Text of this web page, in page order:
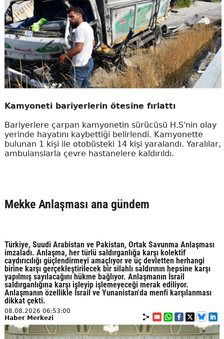
Kamyoneti bariyerlerin ötesine fırlattı
Bariyerlere çarpan kamyonetin sürücüsü H.S'nin olay
yerinde hayatını kaybettiği belirlendi. Kamyonette
bulunan 1 kişi ile otobüsteki 14 kişi yaralandı. Yaralılar,
ambulanslarla çevre hastanelere kaldırıldı.
Mekke Anlaşması ana gündem
Türkiye, Suudi Arabistan ve Pakistan, Ortak Savunma Anlaşması
imzaladı. Anlaşma, her türlü saldırganlığa karşı kolektif
caydırıcılığı güçlendirmeyi amaçlıyor ve üç devletten herhangi
birine karşı gerçekleştirilecek bir silahlı saldırının hepsine karşı
yapılmış sayılacağını hükme bağlıyor. Anlaşmanın İsrail
saldırganlığına karşı işleyip işlemeyeceği merak ediliyor.
Anlaşmanın özellikle İsrail ve Yunanistan'da menfi karşılanması
dikkat çekti.
08.08.2026 06:53:00
Haber Merkezi